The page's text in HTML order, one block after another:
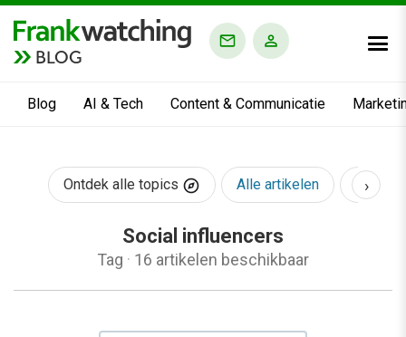
BLOG
Blog AI & Tech Content & Communicatie
Ontdek alle topics Alle artikelen AI &
›
Social influencers
Tag · 16 artikelen beschikbaar